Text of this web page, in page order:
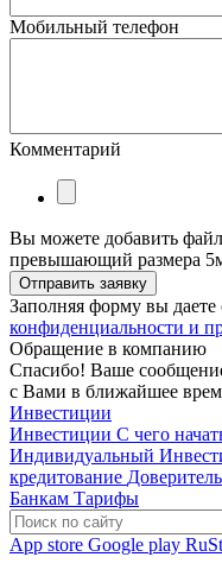
Мобильный телефон
Комментарий
Вы можете добавить
превышающий размера
Отправить заявку
Заполняя форму вы даете
конфиденциальности и
Обращение в компанию
Спасибо! Ваше
с Вами в ближайшее
Инвестиции
Инвестиции С чего
Индивидуальный
кредитование
Банкам Тарифы
App store Google play